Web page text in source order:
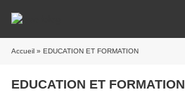
Accueil » EDUCATION ET FORMATION
EDUCATION ET FORMATION